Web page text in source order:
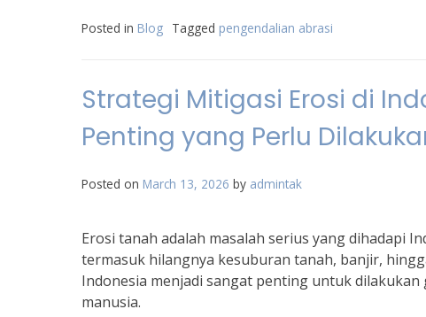
Posted in Blog Tagged pengendalian abrasi
Strategi Mitigasi Erosi di
Penting yang Perlu
Posted on March 13, 2026 by admintak
Erosi tanah adalah masalah serius yang dihadapi
termasuk hilangnya kesuburan tanah, banjir,
Indonesia menjadi sangat penting untuk
manusia.